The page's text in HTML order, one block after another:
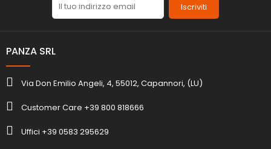
Iscriviti
PANZA SRL
Via Don Emilio Angeli, 4, 55012, Capannori, (LU)
Customer Care +39 800 818666
Uffici +39 0583 295629